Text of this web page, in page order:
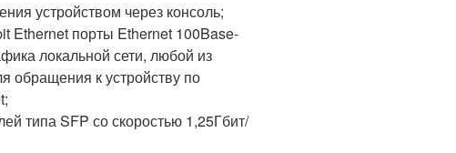
устройством через консоль;
Ethernet порты Ethernet 100Base-
локальной сети, любой из
обращения к устройству по
типа SFP со скоростью 1,25Гбит/